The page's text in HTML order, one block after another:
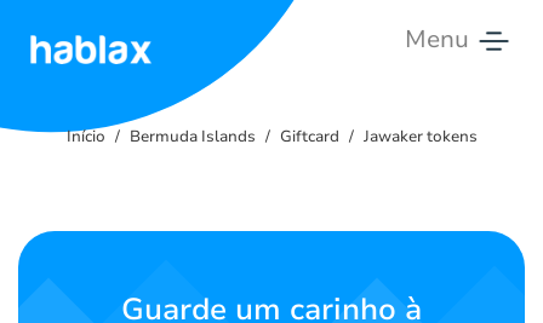
Menu
Tarifas
Contacte-
Início Bermuda Islands Giftcard Jawaker tokens
Guarde um carinho à